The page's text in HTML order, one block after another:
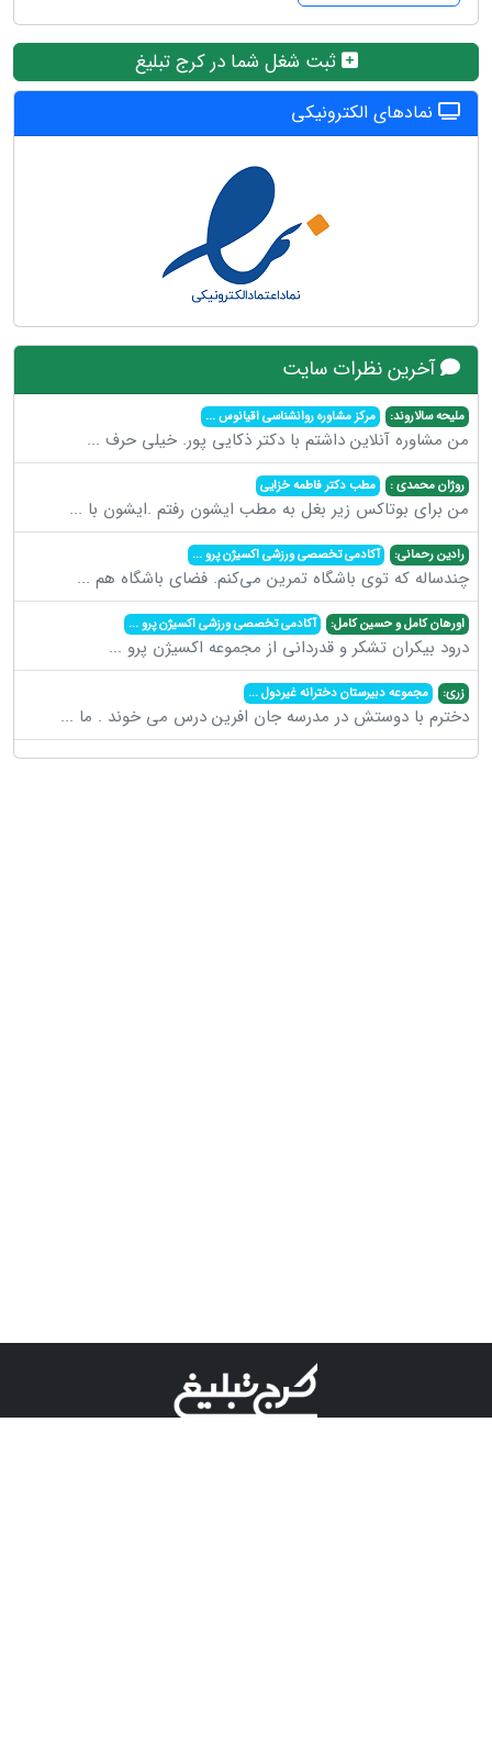
ثبت شغل شما در کرج تبلیغ
نمادهای الکترونیکی
آخرین نظرات سایت
ملیحه سالاروند: مرکز مشاوره روانشناسی اقیانوس...
من مشاوره آنلاین داشتم با دکتر ذکایی پور. خیلی حرف ...
روژان محمدی : مطب دکتر فاطمه خزایی
من برای بوتاکس زیر بغل به مطب ایشون رفتم .ایشون با ...
رادین رحمانی: آکادمی تخصصی ورزشی اکسیژن پرو...
چندساله که توی باشگاه تمرین می‌کنم. فضای باشگاه هم ...
اورهان کامل و حسین کامل: آکادمی تخصصی ورزشی اکسیژن پرو...
درود بیکران تشکر و قدردانی از مجموعه اکسیژن پرو ...
زری: مجموعه دبیرستان دخترانه غیردول...
دخترم با دوستش در مدرسه جان افرین درس می خوند . ما ...